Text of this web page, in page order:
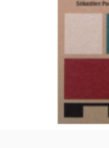
Team up